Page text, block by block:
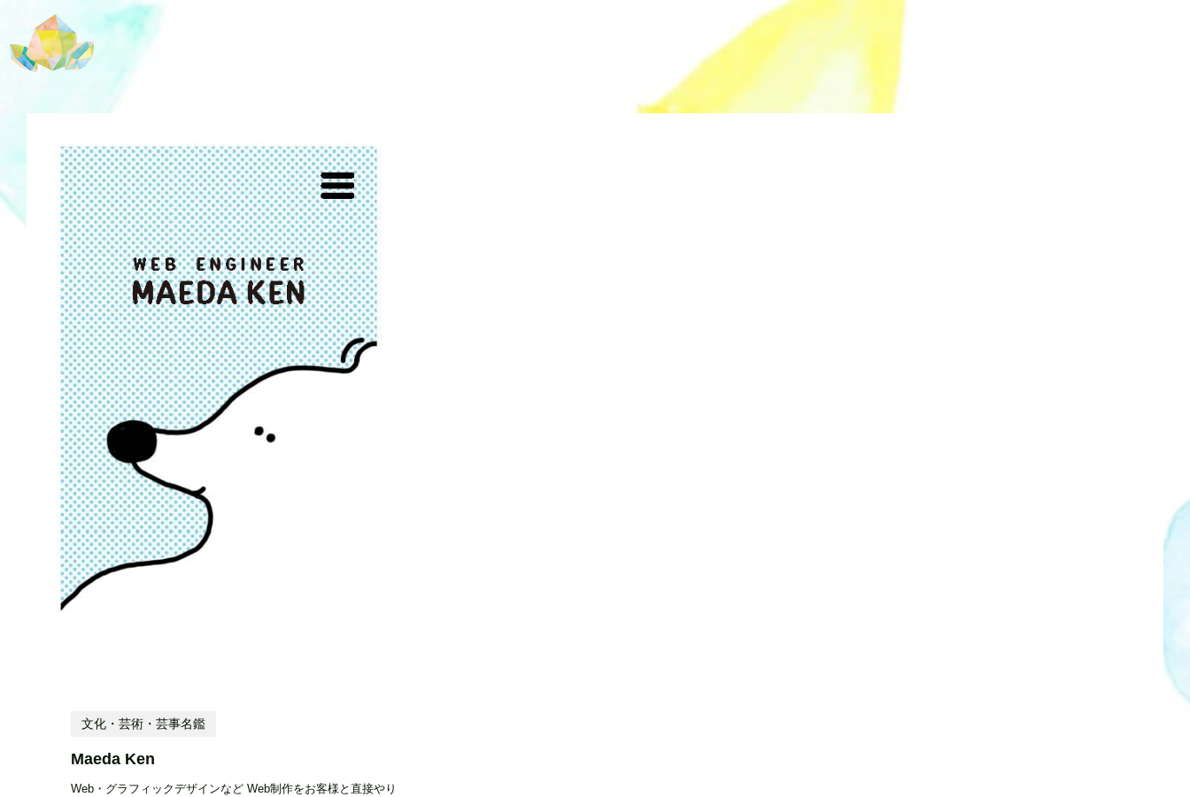
Maeda Ken
Web・グラフィックデザインなど Web制作をお客様と直接やりとり
文化・芸術・芸事名鑑